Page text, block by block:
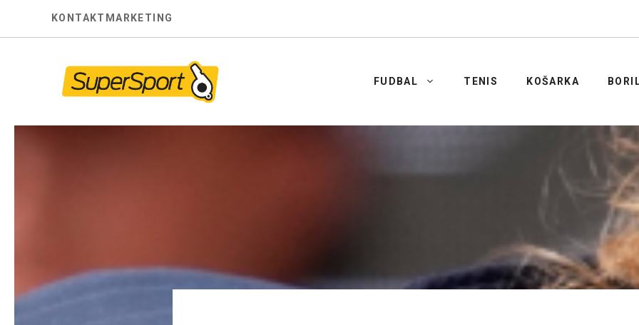
KONTAKT MARKETING
FUDBAL TENIS KOŠARKA